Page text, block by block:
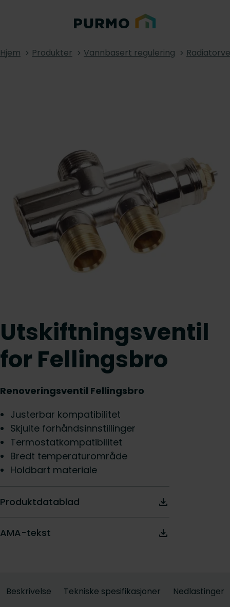
Hjem Produkter Vannbasert regulering
Utskiftningsventil
for Fellingsbro
Renoveringsventil Fellingsbro
Justerbar kompatibilitet
Skjulte forhåndsinnstillinger
Termostatkompatibilitet
Bredt temperaturområde
Holdbart materiale
Produktdatablad
AMA-tekst
Beskrivelse Tekniske spesifikasjoner Nedlastinger